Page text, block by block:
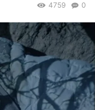
0
4759